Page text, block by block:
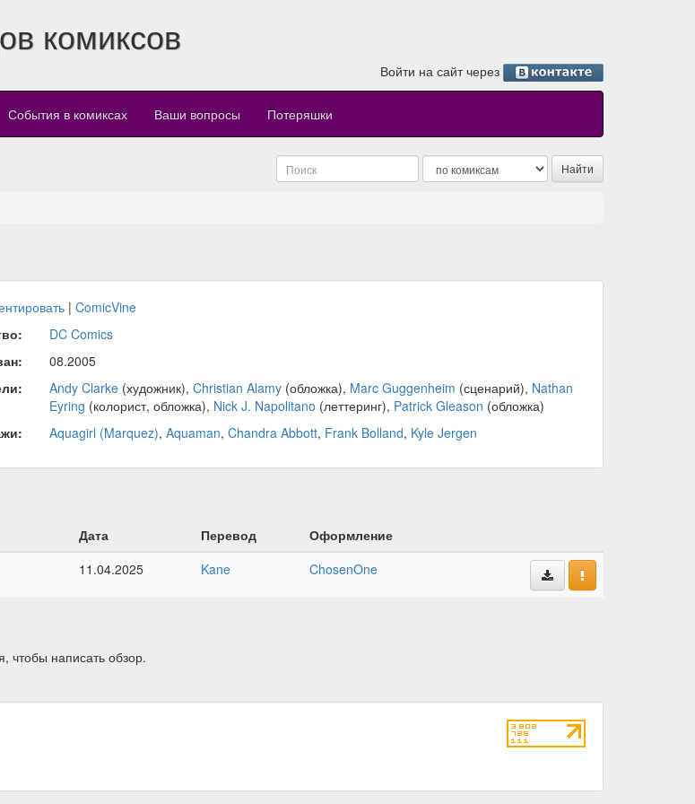
комиксов
Войти на сайт через
События в комиксах Ваши вопросы Потеряшки
| ComicVine
DC Comics
08.2005
Andy Clarke(художник), Christian Alamy(обложка), Marc Guggenheim (сценарий), Nathan
Eyring (колорист, обложка), Nick J. Napolitano (леттеринг), Patrick Gleason (обложка)
Aquagirl (Marquez), Aquaman, Chandra Abbott, Frank Bolland, Kyle Jergen
Дата Перевод
Оформление
11.04.2025 Kane ChosenOne
чтобы написать обзор.